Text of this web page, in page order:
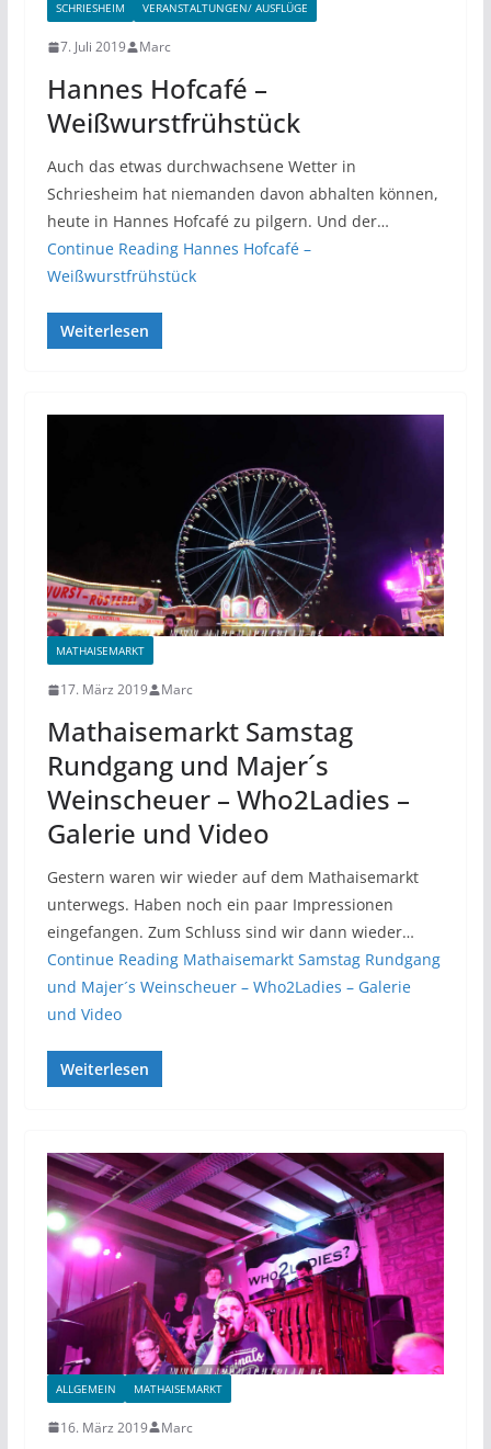
SCHRIESHEIM VERANSTALTUNGEN/ AUSFLÜGE
7. Juli 2019 Marc
Hannes Hofcafé –
Weißwurstfrühstück
Auch das etwas durchwachsene Wetter in
Schriesheim hat niemanden davon abhalten können,
heute in Hannes Hofcafé zu pilgern. Und der…
Continue ReadingHannes Hofcafé –
Weißwurstfrühstück
Weiterlesen
MATHAISEMARKT
17. März 2019 Marc
Mathaisemarkt Samstag
Rundgang und Majer´s
Weinscheuer – Who2Ladies –
Galerie und Video
Gestern waren wir wieder auf dem Mathaisemarkt
unterwegs. Haben noch ein paar Impressionen
eingefangen. Zum Schluss sind wir dann wieder…
Continue ReadingMathaisemarkt Samstag Rundgang
und Majer´s Weinscheuer – Who2Ladies – Galerie
und Video
Weiterlesen
ALLGEMEIN MATHAISEMARKT
16. März 2019 Marc